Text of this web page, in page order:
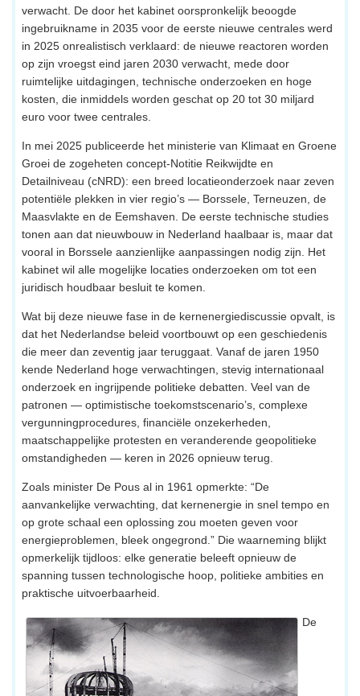
verwacht. De door het kabinet oorspronkelijk beoogde
ingebruikname in 2035 voor de eerste nieuwe centrales werd
in 2025 onrealistisch verklaard: de nieuwe reactoren worden
op zijn vroegst eind jaren 2030 verwacht, mede door
ruimtelijke uitdagingen, technische onderzoeken en hoge
kosten, die inmiddels worden geschat op 20 tot 30 miljard
euro voor twee centrales.
In mei 2025 publiceerde het ministerie van Klimaat en Groene
Groei de zogeheten concept-Notitie Reikwijdte en
Detailniveau (cNRD): een breed locatieonderzoek naar zeven
potentiële plekken in vier regio’s — Borssele, Terneuzen, de
Maasvlakte en de Eemshaven. De eerste technische studies
tonen aan dat nieuwbouw in Nederland haalbaar is, maar dat
vooral in Borssele aanzienlijke aanpassingen nodig zijn. Het
kabinet wil alle mogelijke locaties onderzoeken om tot een
juridisch houdbaar besluit te komen.
Wat bij deze nieuwe fase in de kernenergiediscussie opvalt, is
dat het Nederlandse beleid voortbouwt op een geschiedenis
die meer dan zeventig jaar teruggaat. Vanaf de jaren 1950
kende Nederland hoge verwachtingen, stevig internationaal
onderzoek en ingrijpende politieke debatten. Veel van de
patronen — optimistische toekomstscenario’s, complexe
vergunningprocedures, financiële onzekerheden,
maatschappelijke protesten en veranderende geopolitieke
omstandigheden — keren in 2026 opnieuw terug.
Zoals minister De Pous al in 1961 opmerkte: “De
aanvankelijke verwachting, dat kernenergie in snel tempo en
op grote schaal een oplossing zou moeten geven voor
energieproblemen, bleek ongegrond.” Die waarneming blijkt
opmerkelijk tijdloos: elke generatie beleeft opnieuw de
spanning tussen technologische hoop, politieke ambities en
praktische uitvoerbaarheid.
De